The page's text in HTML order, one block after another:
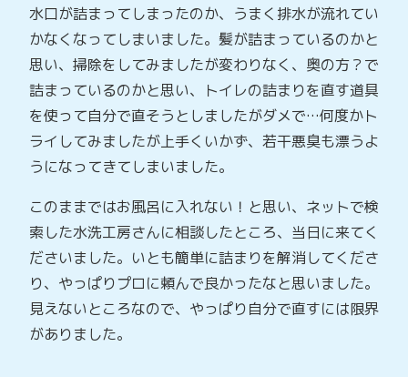
水口が詰まってしまったのか、うまく排水が流れてい
かなくなってしまいました。髪が詰まっているのかと
思い、掃除をしてみましたが変わりなく、奥の方？で
詰まっているのかと思い、トイレの詰まりを直す道具
を使って自分で直そうとしましたがダメで…何度かト
ライしてみましたが上手くいかず、若干悪臭も漂うよ
うになってきてしまいました。
このままではお風呂に入れない！と思い、ネットで検
索した水洗工房さんに相談したところ、当日に来てく
ださいました。いとも簡単に詰まりを解消してくださ
り、やっぱりプロに頼んで良かったなと思いました。
見えないところなので、やっぱり自分で直すには限界
がありました。